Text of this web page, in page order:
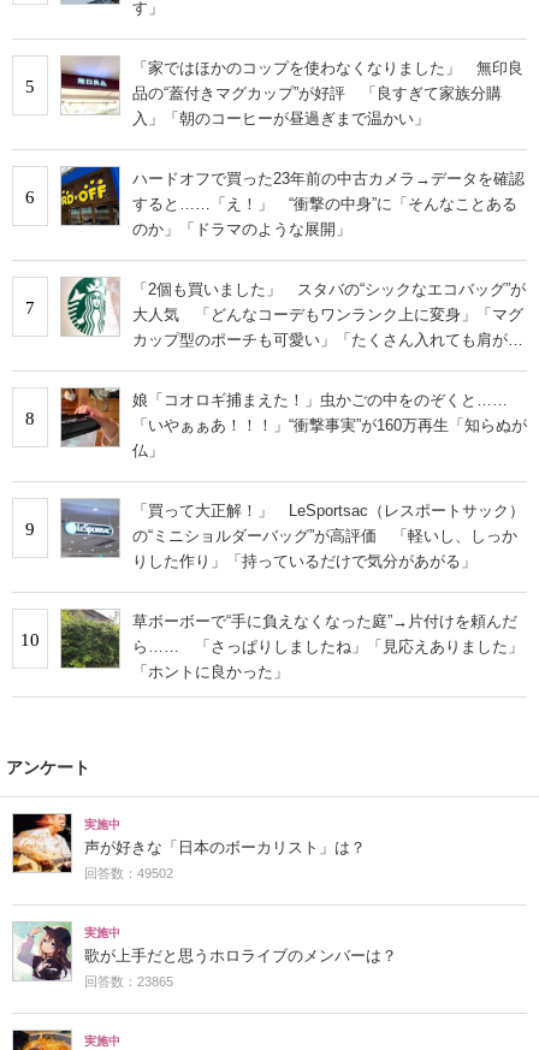
す」
5
「家ではほかのコップを使わなくなりました」 無印良
品の“蓋付きマグカップ”が好評 「良すぎて家族分購
入」「朝のコーヒーが昼過ぎまで温かい」
6
ハードオフで買った23年前の中古カメラ→データを確認
すると……「え！」 “衝撃の中身”に「そんなことある
のか」「ドラマのような展開」
7
「2個も買いました」 スタバの“シックなエコバッグ”が
大人気 「どんなコーデもワンランク上に変身」「マグ
カップ型のポーチも可愛い」「たくさん入れても肩が痛
8
娘「コオロギ捕まえた！」虫かごの中をのぞくと……
「いやぁぁあ！！！」“衝撃事実”が160万再生「知らぬが
仏」
9
「買って大正解！」 LeSportsac（レスポートサック）
の“ミニショルダーバッグ”が高評価 「軽いし、しっか
りした作り」「持っているだけで気分があがる」
10
草ボーボーで“手に負えなくなった庭”→片付けを頼んだ
ら…… 「さっぱりしましたね」「見応えありました」
「ホントに良かった」
アンケート
実施中
声が好きな「日本のボーカリスト」は？
回答数：49502
実施中
歌が上手だと思うホロライブのメンバーは？
回答数：23865
実施中